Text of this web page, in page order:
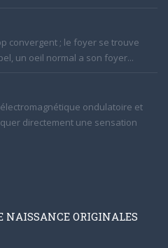
convergent ; le foyer se trouve
un oeil normal a son foyer...
ondulatoire et
directement une sensation
NAISSANCE ORIGINALES